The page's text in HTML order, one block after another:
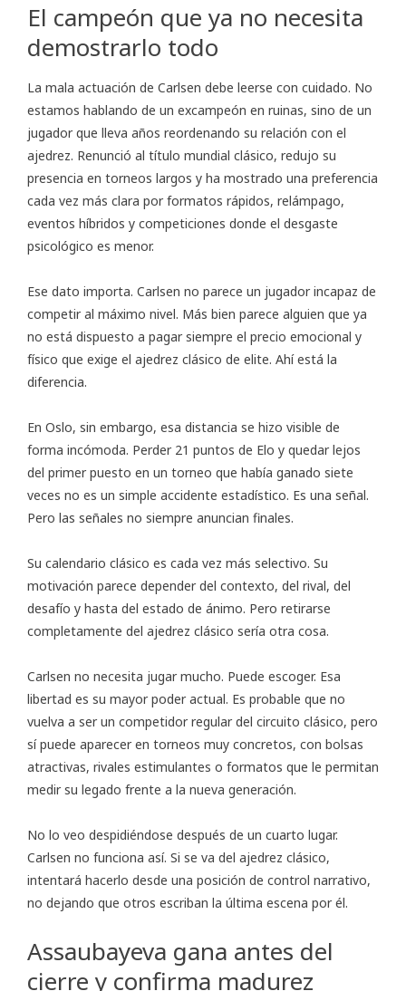
El campeón que ya no necesita
demostrarlo todo
La mala actuación de Carlsen debe leerse con cuidado. No
estamos hablando de un excampeón en ruinas, sino de un
jugador que lleva años reordenando su relación con el
ajedrez. Renunció al título mundial clásico, redujo su
presencia en torneos largos y ha mostrado una preferencia
cada vez más clara por formatos rápidos, relámpago,
eventos híbridos y competiciones donde el desgaste
psicológico es menor.
Ese dato importa. Carlsen no parece un jugador incapaz de
competir al máximo nivel. Más bien parece alguien que ya
no está dispuesto a pagar siempre el precio emocional y
físico que exige el ajedrez clásico de elite. Ahí está la
diferencia.
En Oslo, sin embargo, esa distancia se hizo visible de
forma incómoda. Perder 21 puntos de Elo y quedar lejos
del primer puesto en un torneo que había ganado siete
veces no es un simple accidente estadístico. Es una señal.
Pero las señales no siempre anuncian finales.
Su calendario clásico es cada vez más selectivo. Su
motivación parece depender del contexto, del rival, del
desafío y hasta del estado de ánimo. Pero retirarse
completamente del ajedrez clásico sería otra cosa.
Carlsen no necesita jugar mucho. Puede escoger. Esa
libertad es su mayor poder actual. Es probable que no
vuelva a ser un competidor regular del circuito clásico, pero
sí puede aparecer en torneos muy concretos, con bolsas
atractivas, rivales estimulantes o formatos que le permitan
medir su legado frente a la nueva generación.
No lo veo despidiéndose después de un cuarto lugar.
Carlsen no funciona así. Si se va del ajedrez clásico,
intentará hacerlo desde una posición de control narrativo,
no dejando que otros escriban la última escena por él.
Assaubayeva gana antes del
cierre y confirma madurez